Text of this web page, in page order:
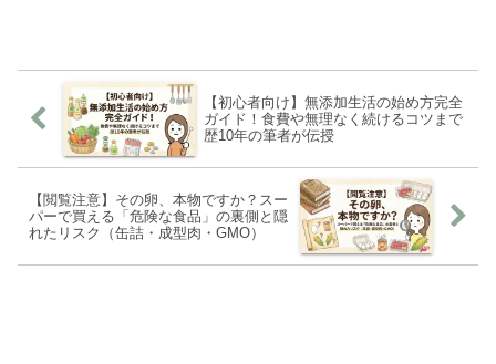
【初心者向け】無添加生活の始め方完全
ガイド！食費や無理なく続けるコツまで
歴10年の筆者が伝授
【閲覧注意】その卵、本物ですか？スー
パーで買える「危険な食品」の裏側と隠
れたリスク（缶詰・成型肉・GMO）